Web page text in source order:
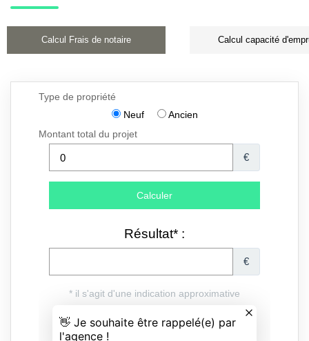
Calcul Frais de notaire Calcul capacité